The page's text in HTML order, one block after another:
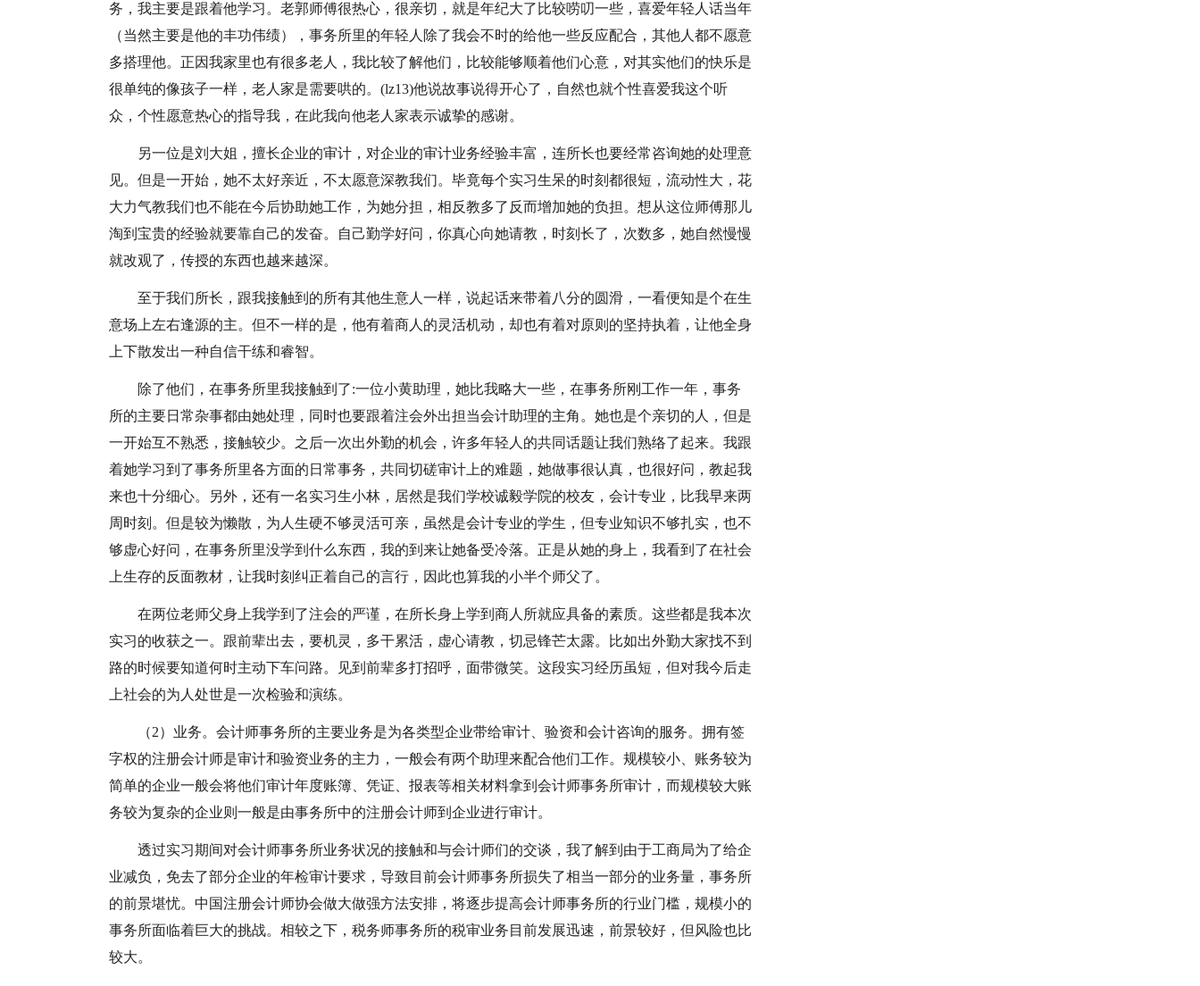
务，我主要是跟着他学习。老郭师傅很热心，很亲切，就是年纪大了比较唠叨一些，喜爱年轻人话当年
（当然主要是他的丰功伟绩），事务所里的年轻人除了我会不时的给他一些反应配合，其他人都不愿意
多搭理他。正因我家里也有很多老人，我比较了解他们，比较能够顺着他们心意，对其实他们的快乐是
很单纯的像孩子一样，老人家是需要哄的。(lz13)他说故事说得开心了，自然也就个性喜爱我这个听
众，个性愿意热心的指导我，在此我向他老人家表示诚挚的感谢。
另一位是刘大姐，擅长企业的审计，对企业的审计业务经验丰富，连所长也要经常咨询她的处理意
见。但是一开始，她不太好亲近，不太愿意深教我们。毕竟每个实习生呆的时刻都很短，流动性大，花
大力气教我们也不能在今后协助她工作，为她分担，相反教多了反而增加她的负担。想从这位师傅那儿
淘到宝贵的经验就要靠自己的发奋。自己勤学好问，你真心向她请教，时刻长了，次数多，她自然慢慢
就改观了，传授的东西也越来越深。
至于我们所长，跟我接触到的所有其他生意人一样，说起话来带着八分的圆滑，一看便知是个在生
意场上左右逢源的主。但不一样的是，他有着商人的灵活机动，却也有着对原则的坚持执着，让他全身
上下散发出一种自信干练和睿智。
除了他们，在事务所里我接触到了:一位小黄助理，她比我略大一些，在事务所刚工作一年，事务
所的主要日常杂事都由她处理，同时也要跟着注会外出担当会计助理的主角。她也是个亲切的人，但是
一开始互不熟悉，接触较少。之后一次出外勤的机会，许多年轻人的共同话题让我们熟络了起来。我跟
着她学习到了事务所里各方面的日常事务，共同切磋审计上的难题，她做事很认真，也很好问，教起我
来也十分细心。另外，还有一名实习生小林，居然是我们学校诚毅学院的校友，会计专业，比我早来两
周时刻。但是较为懒散，为人生硬不够灵活可亲，虽然是会计专业的学生，但专业知识不够扎实，也不
够虚心好问，在事务所里没学到什么东西，我的到来让她备受冷落。正是从她的身上，我看到了在社会
上生存的反面教材，让我时刻纠正着自己的言行，因此也算我的小半个师父了。
在两位老师父身上我学到了注会的严谨，在所长身上学到商人所就应具备的素质。这些都是我本次
实习的收获之一。跟前辈出去，要机灵，多干累活，虚心请教，切忌锋芒太露。比如出外勤大家找不到
路的时候要知道何时主动下车问路。见到前辈多打招呼，面带微笑。这段实习经历虽短，但对我今后走
上社会的为人处世是一次检验和演练。
（2）业务。会计师事务所的主要业务是为各类型企业带给审计、验资和会计咨询的服务。拥有签
字权的注册会计师是审计和验资业务的主力，一般会有两个助理来配合他们工作。规模较小、账务较为
简单的企业一般会将他们审计年度账簿、凭证、报表等相关材料拿到会计师事务所审计，而规模较大账
务较为复杂的企业则一般是由事务所中的注册会计师到企业进行审计。
透过实习期间对会计师事务所业务状况的接触和与会计师们的交谈，我了解到由于工商局为了给企
业减负，免去了部分企业的年检审计要求，导致目前会计师事务所损失了相当一部分的业务量，事务所
的前景堪忧。中国注册会计师协会做大做强方法安排，将逐步提高会计师事务所的行业门槛，规模小的
事务所面临着巨大的挑战。相较之下，税务师事务所的税审业务目前发展迅速，前景较好，但风险也比
较大。